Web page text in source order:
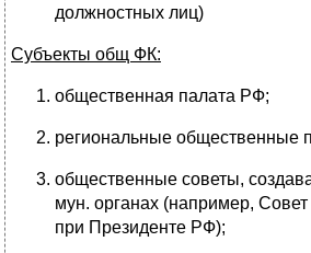
должностных лиц)
Субъекты общ ФК:
общественная палата РФ;
региональные общественные
общественные советы,
мун. органах (например,
при Президенте РФ);